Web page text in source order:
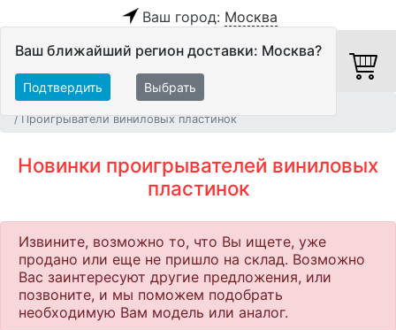
Ваш город: Москва
Ваш ближайший регион доставки: Москва?
Подтвердить Выбрать
Проигрыватели виниловых пластинок
Новинки проигрывателей виниловых
пластинок
Извините, возможно то, что Вы ищете, уже
продано или еще не пришло на склад. Возможно
Вас заинтересуют другие предложения, или
позвоните, и мы поможем подобрать
необходимую Вам модель или аналог.